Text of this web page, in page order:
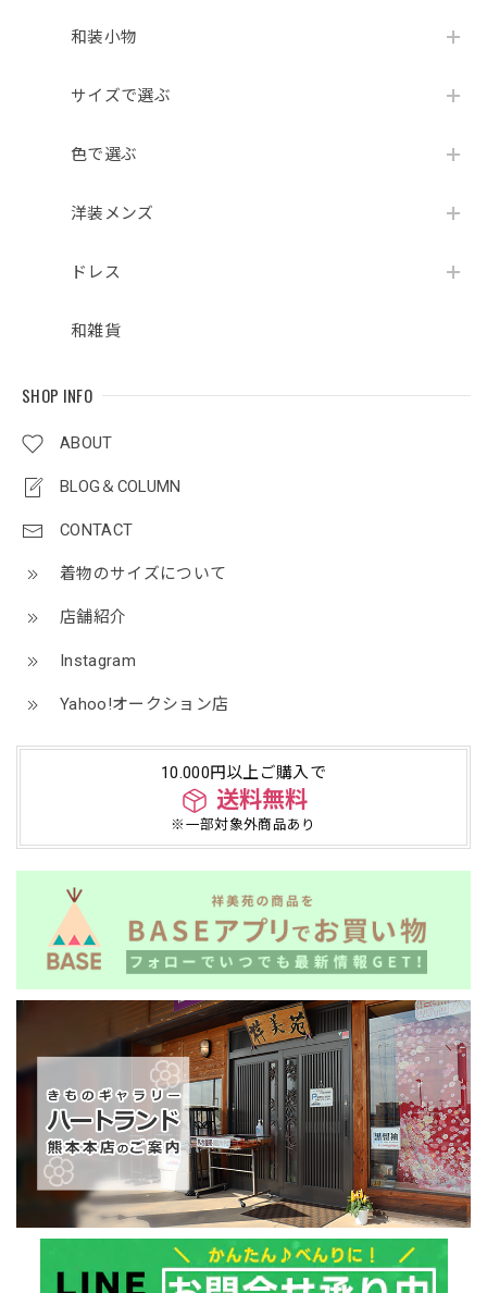
和装小物
サイズで選ぶ
色で選ぶ
洋装メンズ
ドレス
和雑貨
SHOP INFO
ABOUT
BLOG＆COLUMN
CONTACT
着物のサイズについて
店舗紹介
Instagram
Yahoo!オークション店
10.000円以上ご購入で
送料無料
※一部対象外商品あり